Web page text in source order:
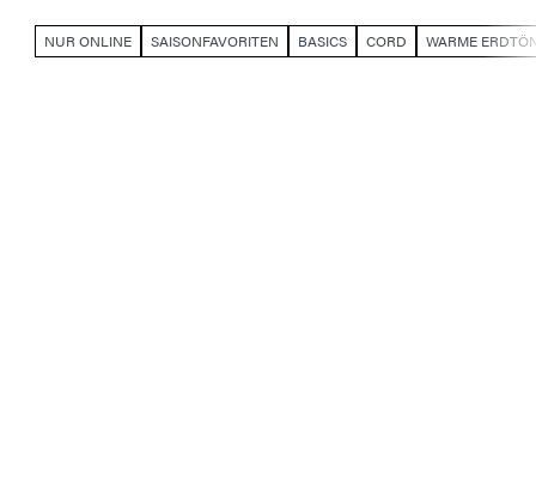
NUR ONLINE SAISONFAVORITEN BASICS CORD WARME